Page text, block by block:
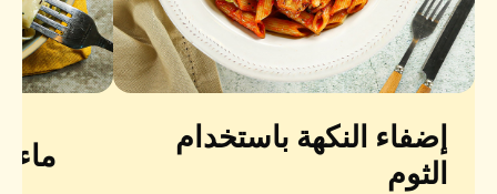
إضفاء النكهة باستخدام
الثوم
ماء